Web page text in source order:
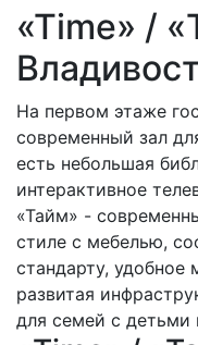
«Time» /
На первом этаже
современный зал
есть небольшая
интерактивное
«Тайм» -
стиле с мебелью,
стандарту, удобное
развитая
для семей с детьми